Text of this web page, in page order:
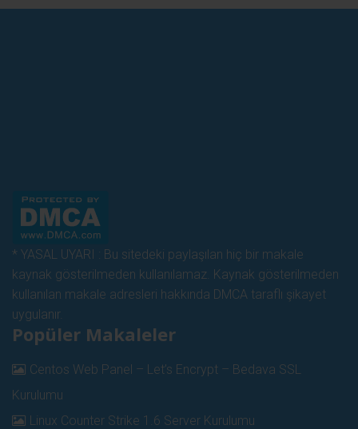
* YASAL UYARI : Bu sitedeki paylaşılan hiç bir makale
kaynak gösterilmeden kullanılamaz. Kaynak gösterilmeden
kullanılan makale adresleri hakkında DMCA taraflı şikayet
uygulanır.
Popüler Makaleler
Centos Web Panel – Let’s Encrypt – Bedava SSL
Kurulumu
Linux Counter Strike 1.6 Server Kurulumu